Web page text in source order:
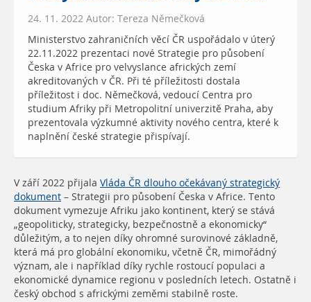
24. 11. 2022 Autor: Tereza Němečková
Ministerstvo zahraničních věcí ČR uspořádalo v úterý
22.11.2022 prezentaci nové Strategie pro působení
Česka v Africe pro velvyslance afrických zemí
akreditovaných v ČR. Při té příležitosti dostala
příležitost i doc. Němečková, vedoucí Centra pro
studium Afriky při Metropolitní univerzitě Praha, aby
prezentovala výzkumné aktivity nového centra, které k
naplnění české strategie přispívají.
V září 2022 přijala Vláda ČR dlouho očekávaný strategický
dokument – Strategii pro působení Česka v Africe. Tento
dokument vymezuje Afriku jako kontinent, který se stává
„geopoliticky, strategicky, bezpečnostně a ekonomicky“
důležitým, a to nejen díky ohromné surovinové základně,
která má pro globální ekonomiku, včetně ČR, mimořádný
význam, ale i například díky rychle rostoucí populaci a
ekonomické dynamice regionu v posledních letech. Ostatně i
český obchod s africkými zeměmi stabilně roste.